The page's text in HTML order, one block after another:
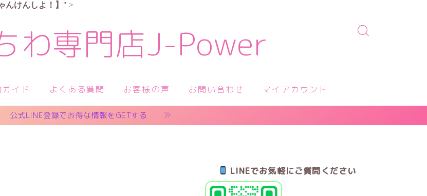
んけんしよ！】 " >
わ専門店J-Power
イド よくある質問 お客様の声 お問い合わせ マイアカウント
公式LINE登録でお得な情報をGETする
LINEでお気軽にご質問ください